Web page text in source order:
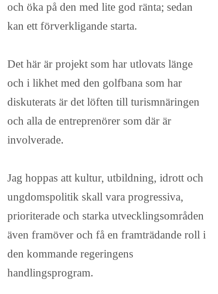
och öka på den med lite god ränta; sedan
kan ett förverkligande starta.
Det här är projekt som har utlovats länge
och i likhet med den golfbana som har
diskuterats är det löften till turismnäringen
och alla de entreprenörer som där är
involverade.
Jag hoppas att kultur, utbildning, idrott och
ungdomspolitik skall vara progressiva,
prioriterade och starka utvecklingsområden
även framöver och få en framträdande roll i
den kommande regeringens
handlingsprogram.